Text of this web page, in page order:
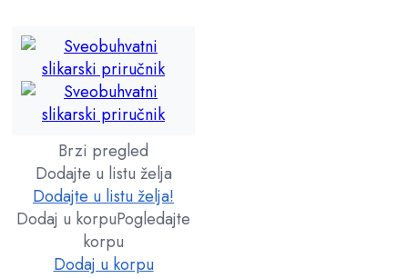
Brzi pregled
Dodajte u listu želja
Dodajte u listu želja!
Dodaj u korpuPogledajte
korpu
Dodaj u korpu